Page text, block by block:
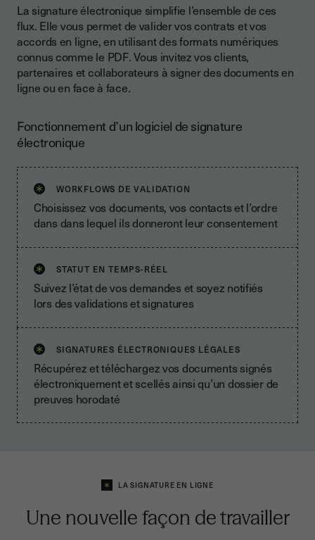
La signature électronique simplifie l’ensemble de ces
flux. Elle vous permet de valider vos contrats et vos
accords en ligne, en utilisant des formats numériques
connus comme le PDF. Vous invitez vos clients,
partenaires et collaborateurs à signer des documents en
ligne ou en face à face.
Fonctionnement d’un logiciel de signature
électronique
WORKFLOWS DE VALIDATION
Choisissez vos documents, vos contacts et l’ordre
dans dans lequel ils donneront leur consentement
STATUT EN TEMPS-RÉEL
Suivez l’état de vos demandes et soyez notifiés
lors des validations et signatures
SIGNATURES ÉLECTRONIQUES LÉGALES
Récupérez et téléchargez vos documents signés
électroniquement et scellés ainsi qu’un dossier de
preuves horodaté
LA SIGNATURE EN LIGNE
Une nouvelle façon de travailler